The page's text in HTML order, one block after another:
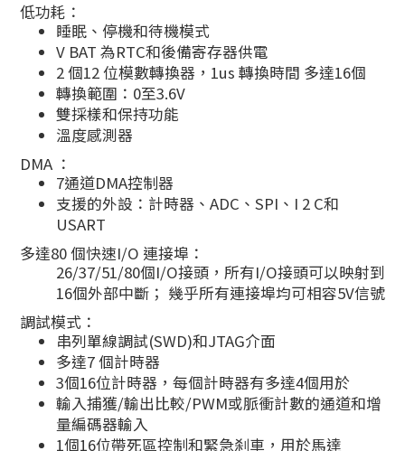
低功耗：
睡眠、停機和待機模式
V BAT 為RTC和後備寄存器供電
2 個12 位模數轉換器，1us 轉換時間 多達16個
轉換範圍：0至3.6V
雙採樣和保持功能
溫度感測器
DMA ：
7通道DMA控制器
支援的外設：計時器、ADC、SPI、I 2 C和
USART
多達80 個快速I/O 連接埠：
26/37/51/80個I/O接頭，所有I/O接頭可以映射到
16個外部中斷； 幾乎所有連接埠均可相容5V信號
調試模式：
串列單線調試(SWD)和JTAG介面
多達7 個計時器
3個16位計時器，每個計時器有多達4個用於
輸入捕獲/輸出比較/PWM或脈衝計數的通道和增
量編碼器輸入
1個16位帶死區控制和緊急刹車，用於馬達